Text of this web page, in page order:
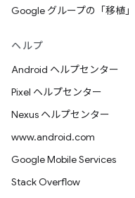
Google グループの「移植
ヘルプ
Android ヘルプセンター
Pixel ヘルプセンター
Nexus ヘルプセンター
www.android.com
Google Mobile Services
Stack Overflow